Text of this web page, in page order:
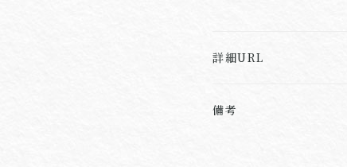
詳細URL
備考